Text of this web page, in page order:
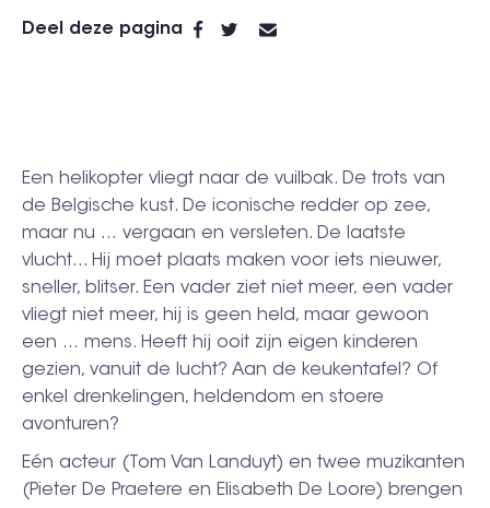
Deel deze pagina
Een helikopter vliegt naar de vuilbak. De trots van
de Belgische kust. De iconische redder op zee,
maar nu … vergaan en versleten. De laatste
vlucht... Hij moet plaats maken voor iets nieuwer,
sneller, blitser. Een vader ziet niet meer, een vader
vliegt niet meer, hij is geen held, maar gewoon
een … mens. Heeft hij ooit zijn eigen kinderen
gezien, vanuit de lucht? Aan de keukentafel? Of
enkel drenkelingen, heldendom en stoere
avonturen?
Eén acteur (Tom Van Landuyt) en twee muzikanten
(Pieter De Praetere en Elisabeth De Loore) brengen